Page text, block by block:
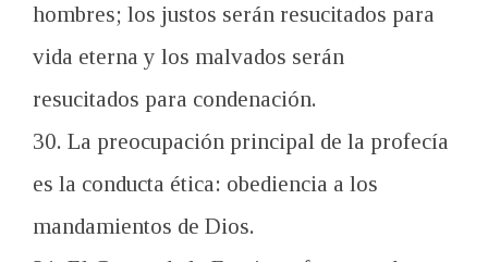
hombres; los justos serán resucitados para
vida eterna y los malvados serán
resucitados para condenación.
30. La preocupación principal de la profecía
es la conducta ética: obediencia a los
mandamientos de Dios.